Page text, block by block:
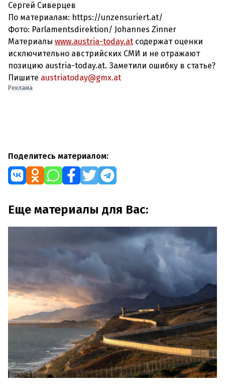
Сергей Сиверцев
По материалам: https://unzensuriert.at/
Фото: Parlamentsdirektion/ Johannes Zinner
Материалы www.austria-today.at содержат оценки
исключительно австрийских СМИ и не отражают
позицию austria-today.at. Заметили ошибку в статье?
Пишите austriatoday@gmx.at
Реклама
Поделитесь материалом:
Еще материалы для Вас: